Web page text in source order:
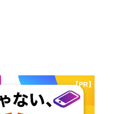
【PR】